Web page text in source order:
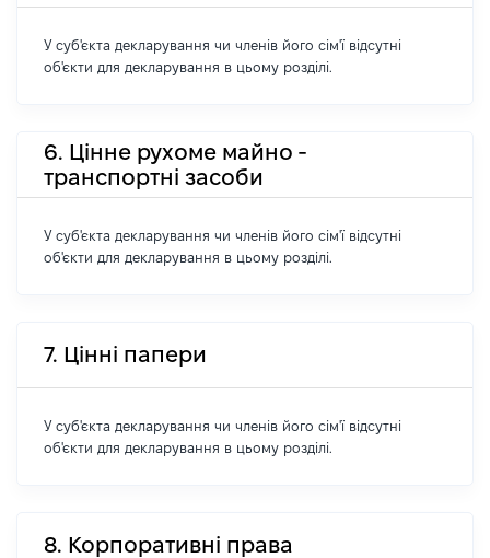
У суб'єкта декларування чи членів його сім'ї відсутні
об'єкти для декларування в цьому розділі.
6. Цінне рухоме майно -
транспортні засоби
У суб'єкта декларування чи членів його сім'ї відсутні
об'єкти для декларування в цьому розділі.
7. Цінні папери
У суб'єкта декларування чи членів його сім'ї відсутні
об'єкти для декларування в цьому розділі.
8. Корпоративні права